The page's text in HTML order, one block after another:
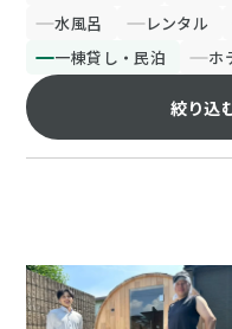
水風呂
レンタル
一棟貸し・民泊
ホ
絞り込